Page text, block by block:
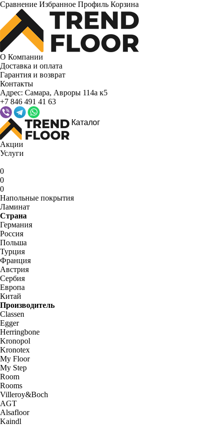
Сравнение Избранное Профиль Корзина
О Компании
Доставка и оплата
Гарантия и возврат
Контакты
Адрес: Самара, Авроры 114а к5
+7 846 491 41 63
Каталог
Акции
Услуги
0
0
0
Напольные покрытия
Ламинат
Страна
Германия
Россия
Польша
Турция
Франция
Австрия
Сербия
Европа
Китай
Производитель
Classen
Egger
Herringbone
Kronopol
Kronotex
My Floor
My Step
Room
Rooms
Villeroy&Boch
AGT
Alsafloor
Kaindl